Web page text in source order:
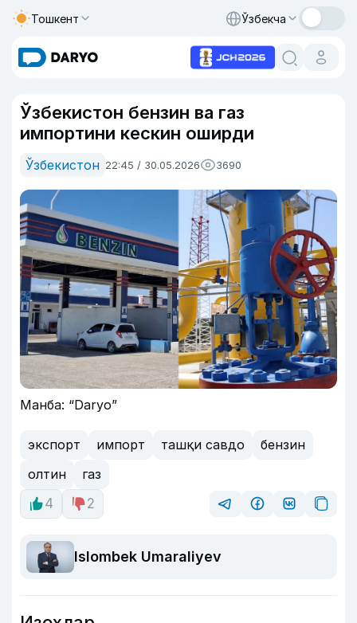
Тошкент Ўзбекча
Ўзбекистон бензин ва газ
импортини кескин оширди
Ўзбекистон 22:45 / 30.05.2026 3690
Манба: “Daryo”
экспорт импорт ташқи савдо
бензин
олтин
газ
4
2
Islombek Umaraliyev